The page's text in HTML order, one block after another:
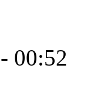
00:52